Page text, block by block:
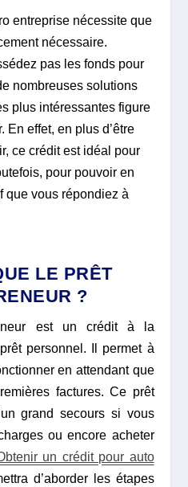
entreprise nécessite que
nécessaire.
pas les fonds pour
nombreuses solutions
plus intéressantes figure
En effet, en plus d’être
ce crédit est idéal pour
pour pouvoir en
que vous répondiez à
LE PRÊT
?
est un crédit à la
personnel. Il permet à
en attendant que
factures. Ce prêt
grand secours si vous
ou encore acheter
un crédit pour auto
d’aborder les étapes